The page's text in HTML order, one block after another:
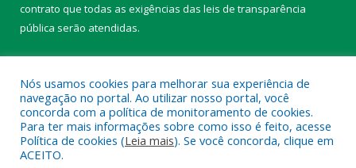
contrato que todas as exigências das leis de transparência
pública serão atendidas.
Todos os direitos reservados a Câmara Municipal de Belterra.
Nós usamos cookies para melhorar sua experiência de
navegação no portal. Ao utilizar nosso portal, você
concorda com a política de monitoramento de cookies.
Para ter mais informações sobre como isso é feito, acesse
Política de cookies (Leia mais). Se você concorda, clique em
ACEITO.